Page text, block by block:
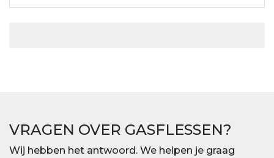
VRAGEN OVER GASFLESSEN?
Wij hebben het antwoord. We helpen je graag